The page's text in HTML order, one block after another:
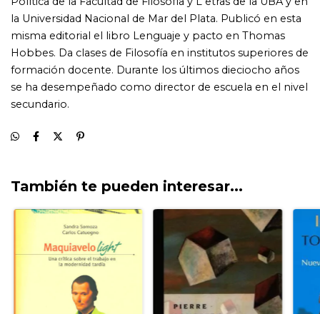
También te pueden interesar...